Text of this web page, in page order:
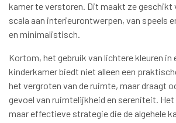
kamer te verstoren. Dit maakt ze geschikt
scala aan interieurontwerpen, van speels
en minimalistisch.
Kortom, het gebruik van lichtere kleuren in
kinderkamer biedt niet alleen een
het vergroten van de ruimte, maar draagt
gevoel van ruimtelijkheid en sereniteit. Het
maar effectieve strategie die de algehele